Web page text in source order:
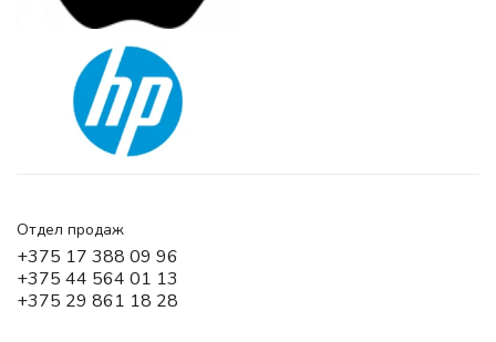
Отдел продаж
+375 17 388 09 96
+375 44 564 01 13
+375 29 861 18 28